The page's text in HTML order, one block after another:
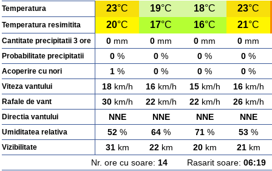
Temperatura 23°C 19°C 18°C 23°C
Temperatura resimitita 20°C 17°C 16°C 21°C
Cantitate precipitatii 3 ore 0 mm 0 mm 0 mm 0 mm
Probabilitate precipitatii 0 % 0 % 0 % 0 %
Acoperire cu nori 1 % 0 % 0 % 0 %
Viteza vantului 18km/h 16km/h 15km/h 16km/h
Rafale de vant 30km/h 22km/h 22km/h 26km/h
Directia vantului NNE NNE NNE NNE
Umiditatea relativa 52 % 64 % 71 % 53 %
Vizibilitate 31km 22km 20km 21km
Nr. ore cu soare: 14Rasarit soare: 06:19